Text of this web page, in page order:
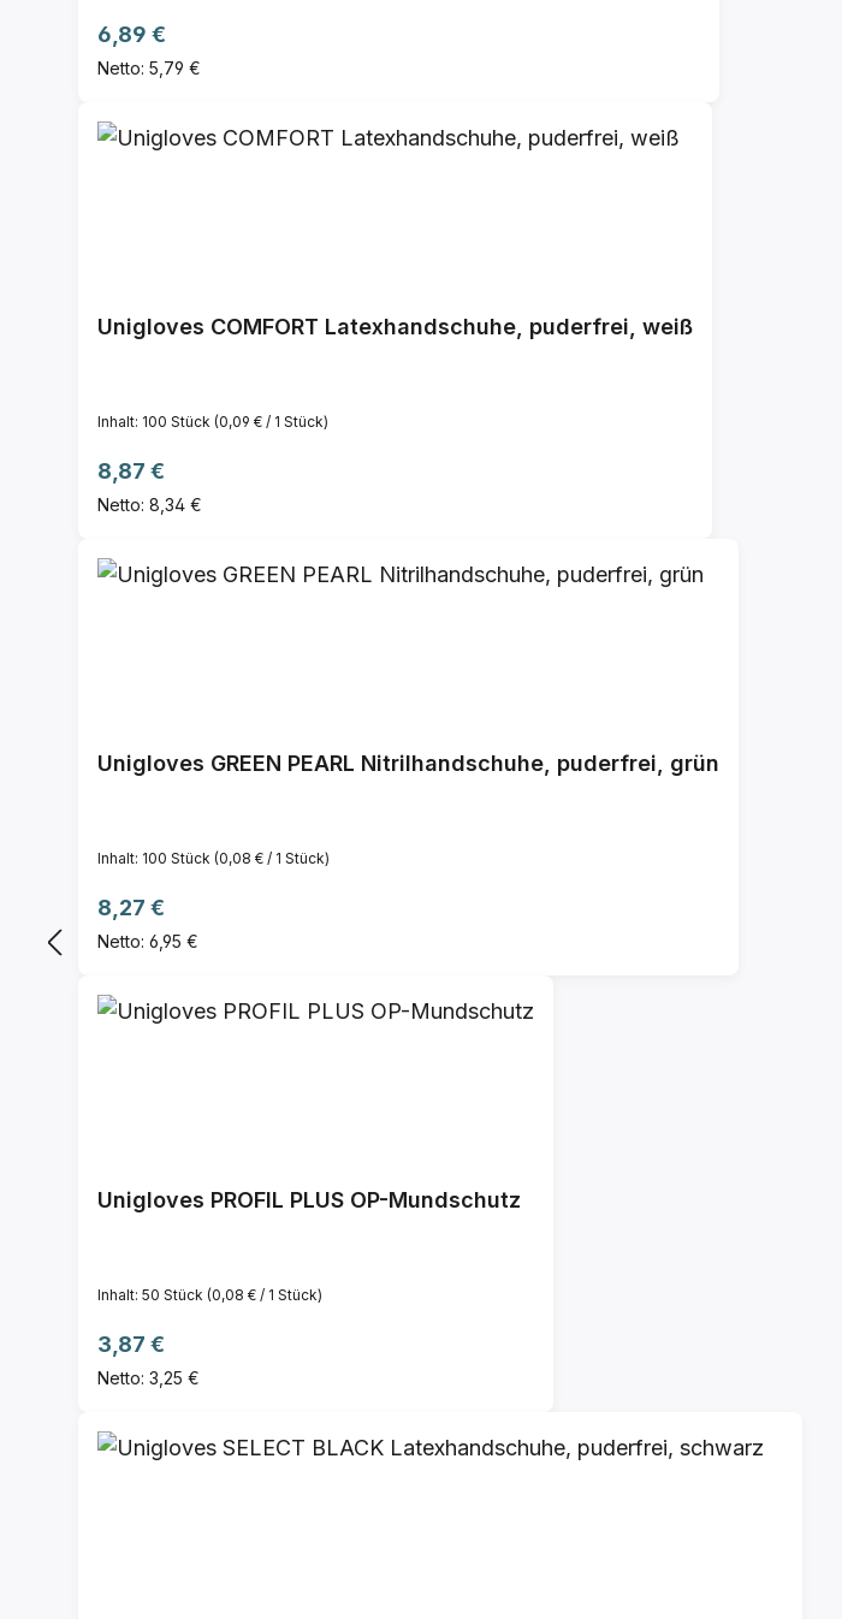
Regulärer Preis:
6,89 €
Netto: 5,79 €
Unigloves COMFORT Latexhandschuhe, puderfrei, weiß
Inhalt: 100 Stück (0,09 € / 1 Stück)
Regulärer Preis:
8,87 €
Netto: 8,34 €
Unigloves GREEN PEARL Nitrilhandschuhe, puderfrei, grün
Inhalt: 100 Stück (0,08 € / 1 Stück)
Regulärer Preis:
8,27 €
Netto: 6,95 €
Unigloves PROFIL PLUS OP-Mundschutz
Inhalt: 50 Stück (0,08 € / 1 Stück)
Regulärer Preis:
3,87 €
Netto: 3,25 €